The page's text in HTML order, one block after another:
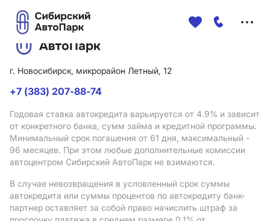
г. Новосибирск, микрорайон Летный, 12
+7 (383) 207-88-74
Годовая ставка автокредита варьируется от 4.9% и зависит
от конкретного банка, сумм займа и кредитной программы.
Минимальный срок погашения от 61 дня, максимальный -
96 месяцев. При этом любые дополнительные комиссии
автоцентром Сибирский АвтоПарк не взимаются.
В случае невозвращения в условленный срок суммы
автокредита или суммы процентов по автокредиту банк-
партнер оставляет за собой право начислить штраф за